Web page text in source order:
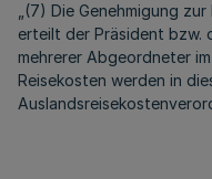
„(7) Die Genehmigung
erteilt der Präsident bzw.
mehrerer Abgeordneter
Reisekosten werden in